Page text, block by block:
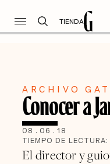
TIENDA
ARCHIVO
Conocer a
08 . 06 . 18
TIEMPO DE LECTURA:
El director y